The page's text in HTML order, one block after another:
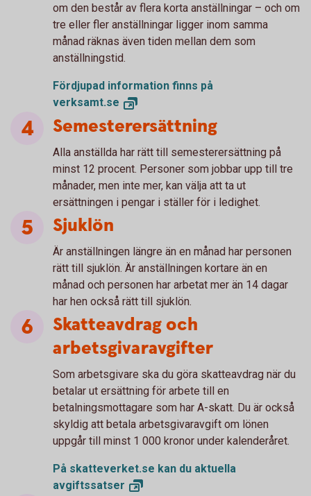
om den består av flera korta anställningar – och om
tre eller fler anställningar ligger inom samma
månad räknas även tiden mellan dem som
anställningstid.
Fördjupad information finns på
verksamt.se
Semesterersättning
Alla anställda har rätt till semesterersättning på
minst 12 procent. Personer som jobbar upp till tre
månader, men inte mer, kan välja att ta ut
ersättningen i pengar i ställer för i ledighet.
Sjuklön
Är anställningen längre än en månad har personen
rätt till sjuklön. Är anställningen kortare än en
månad och personen har arbetat mer än 14 dagar
har hen också rätt till sjuklön.
Skatteavdrag och
arbetsgivaravgifter
Som arbetsgivare ska du göra skatteavdrag när du
betalar ut ersättning för arbete till en
betalningsmottagare som har A-skatt. Du är också
skyldig att betala arbetsgivaravgift om lönen
uppgår till minst 1 000 kronor under kalenderåret.
På skatteverket.se kan du aktuella
avgiftssatser